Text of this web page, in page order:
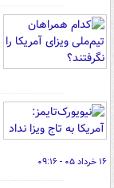
۱۶ خرداد ۰۵ - ۰۹:۱۶